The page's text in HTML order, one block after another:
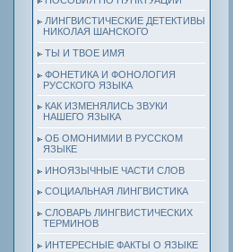
ЛИНГВИСТИЧЕСКИЕ ДЕТЕКТИВЫ
НИКОЛАЯ ШАНСКОГО
ТЫ И ТВОЕ ИМЯ
ФОНЕТИКА И ФОНОЛОГИЯ
РУССКОГО ЯЗЫКА
КАК ИЗМЕНЯЛИСЬ ЗВУКИ
НАШЕГО ЯЗЫКА
ОБ ОМОНИМИИ В РУССКОМ
ЯЗЫКЕ
ИНОЯЗЫЧНЫЕ ЧАСТИ СЛОВ
СОЦИАЛЬНАЯ ЛИНГВИСТИКА
СЛОВАРЬ ЛИНГВИСТИЧЕСКИХ
ТЕРМИНОВ
ИНТЕРЕСНЫЕ ФАКТЫ О ЯЗЫКЕ